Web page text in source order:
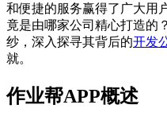
和便捷的服务赢得了广大用
竟是由哪家公司精心打造的
纱，深入探寻其背后的开发
就。
作业帮APP概述